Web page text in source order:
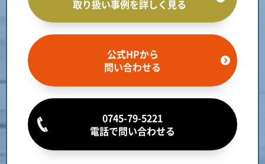
取り扱い事例を詳しく見る
公式HPから
問い合わせる
0745-79-5221
電話で問い合わせる